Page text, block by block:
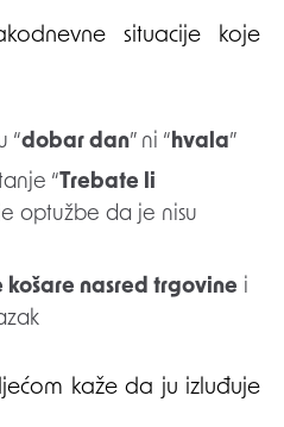
situacije koje
“dobar dan” ni “hvala”
“Trebate li
optužbe da je nisu
košare nasred trgovine i
kaže da ju izluđuje